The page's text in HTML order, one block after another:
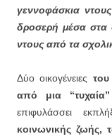
γεννοφάσκια
δροσερή μέσα στα
ντους από τα
Δύο οικογένειες
από μια
επιφυλάσσει
κοινωνικής